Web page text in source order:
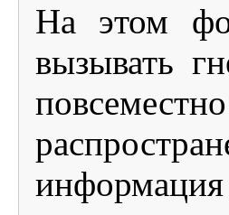
На этом
вызывать
повсеместно